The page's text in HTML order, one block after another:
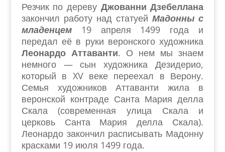
Резчик по дереву Джованни Дзебеллана
закончил работу над статуейМадонны с
младенцем19 апреля 1499 года и
передал её в руки веронского художника
Леонардо Аттаванти. О нем мы знаем
немного — сын художника Дезидерио,
который в XV веке переехал в Верону.
Семья художников Аттаванти жила в
веронской контраде Санта Мария делла
Скала (современная улица Скала и
церковь Санта Мария делла Скала).
Леонардо закончил расписывать Мадонну
красками 19 июля 1499 года.